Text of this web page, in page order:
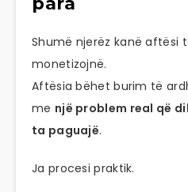
Shumë njerëz kanë aftësi
monetizojnë.
Aftësia bëhet burim të
me një problem real që
ta paguajë.
Ja procesi praktik.